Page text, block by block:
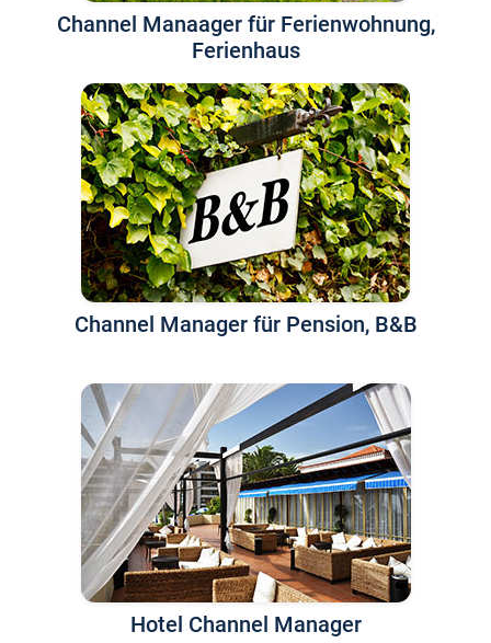
Channel Manaager für Ferienwohnung,
Ferienhaus
Channel Manager für Pension, B&B
Hotel Channel Manager